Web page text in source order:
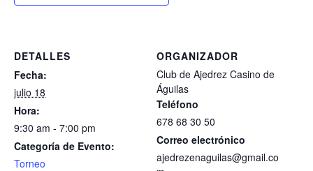
DETALLES
Fecha:
julio 18
Hora:
9:30 am - 7:00 pm
Categoría de Evento:
Torneo
ORGANIZADOR
Club de Ajedrez Casino de
Águilas
Teléfono
678 68 30 50
Correo electrónico
ajedrezenaguilas@gmail.co